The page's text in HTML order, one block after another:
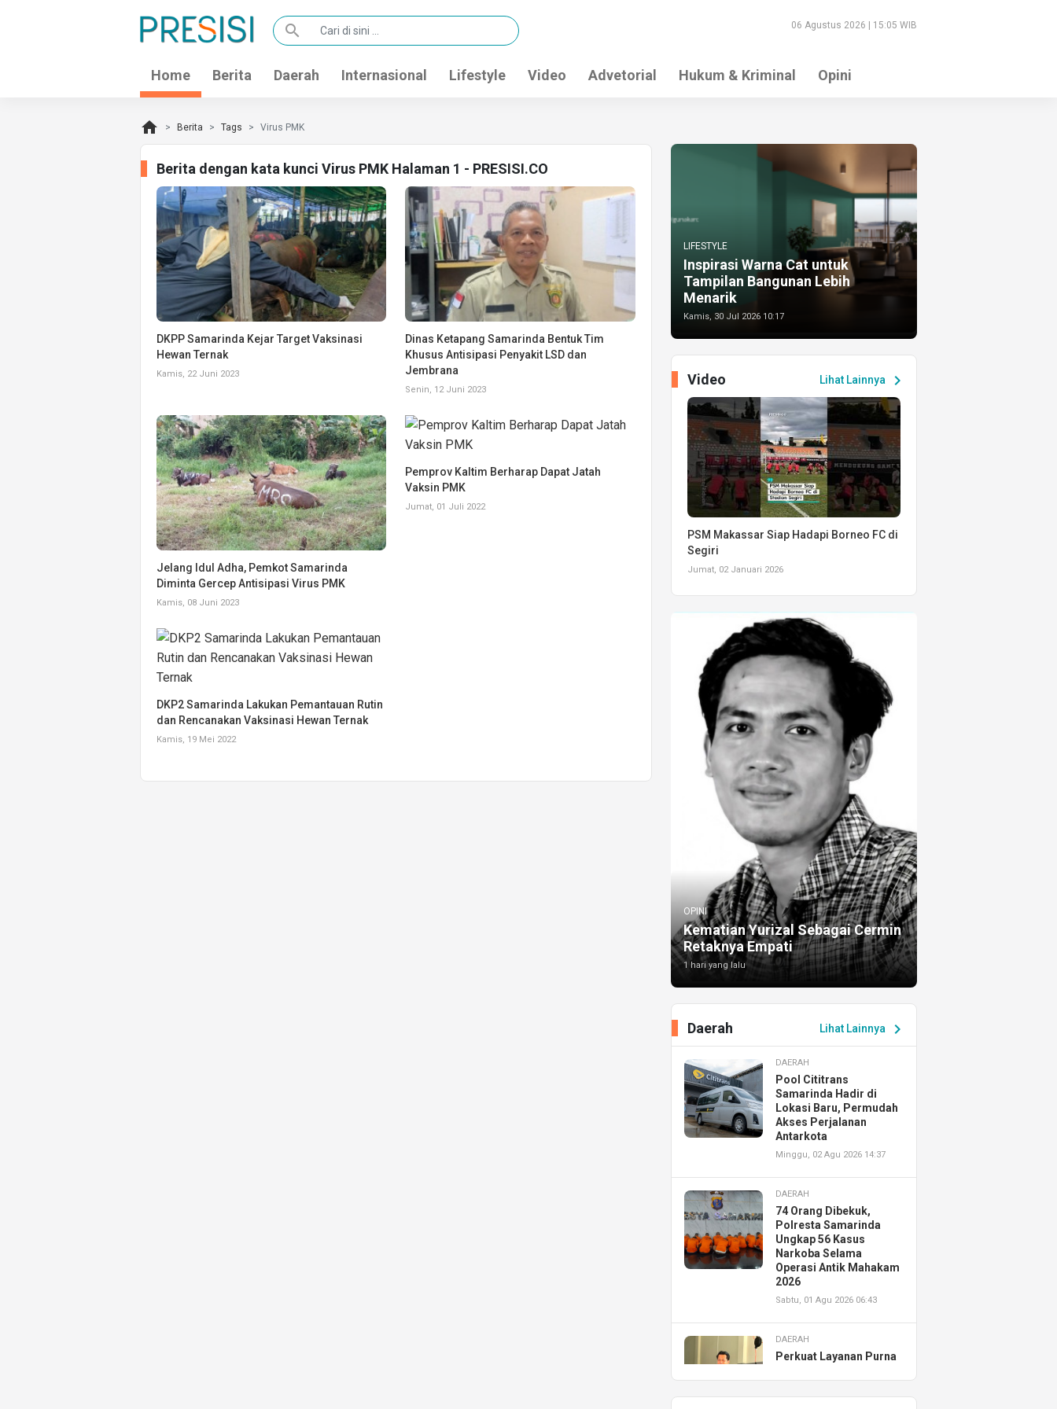
search 06 Agustus 2026 | 15:05 WIB
Home Berita Daerah Internasional Lifestyle Video Advetorial Hukum & Kriminal Opini
home Berita Tags Virus PMK
Berita dengan kata kunci Virus PMK Halaman 1 - PRESISI.CO
DKPP Samarinda Kejar Target Vaksinasi
Hewan Ternak
Kamis, 22 Juni 2023
Dinas Ketapang Samarinda Bentuk Tim
Khusus Antisipasi Penyakit LSD dan
Jembrana
Senin, 12 Juni 2023
Jelang Idul Adha, Pemkot Samarinda
Diminta Gercep Antisipasi Virus PMK
Kamis, 08 Juni 2023
Pemprov Kaltim Berharap Dapat Jatah
Vaksin PMK
Jumat, 01 Juli 2022
DKP2 Samarinda Lakukan Pemantauan Rutin
dan Rencanakan Vaksinasi Hewan Ternak
Kamis, 19 Mei 2022
LIFESTYLE
Inspirasi Warna Cat untuk
Tampilan Bangunan Lebih
Menarik
Kamis, 30 Jul 2026 10:17
Lihat Lainnya chevron_right
Video
PSM Makassar Siap Hadapi Borneo FC di
Segiri
Jumat, 02 Januari 2026
OPINI
Kematian Yurizal Sebagai Cermin
Retaknya Empati
1 hari yang lalu
Lihat Lainnya chevron_right
Daerah
DAERAH
Pool Cititrans
Samarinda Hadir di
Lokasi Baru, Permudah
Akses Perjalanan
Antarkota
Minggu, 02 Agu 2026 14:37
DAERAH
74 Orang Dibekuk,
Polresta Samarinda
Ungkap 56 Kasus
Narkoba Selama
Operasi Antik Mahakam
2026
Sabtu, 01 Agu 2026 06:43
DAERAH
Perkuat Layanan Purna
Resmikan AHASS